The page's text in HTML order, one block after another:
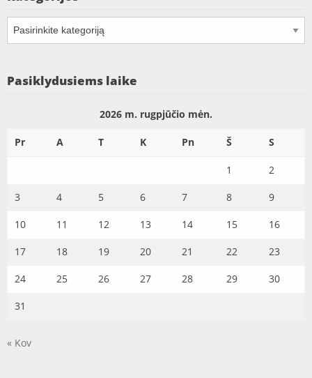
Kategorijos
Pasiklydusiems laike
2026 m. rugpjūčio mėn.
Pr A T K Pn Š S
1 2
3 4 5 6 7 8 9
10 11 12 13 14 15 16
17 18 19 20 21 22 23
24 25 26 27 28 29 30
31
« Kov